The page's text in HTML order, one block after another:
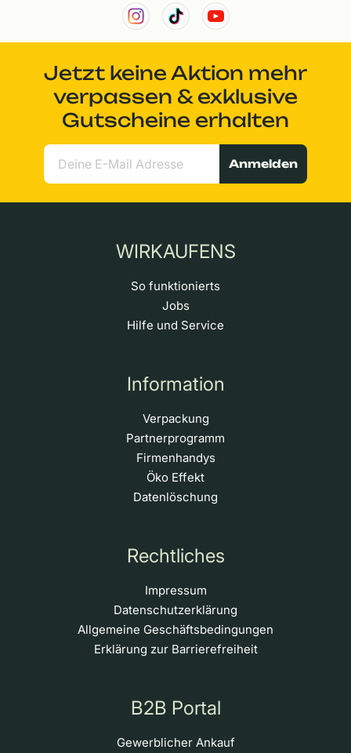
Jetzt keine Aktion mehr
verpassen & exklusive
Gutscheine erhalten
Anmelden
WIRKAUFENS
So funktionierts
Jobs
Hilfe und Service
Information
Verpackung
Partnerprogramm
Firmenhandys
Öko Effekt
Datenlöschung
Rechtliches
Impressum
Datenschutzerklärung
Allgemeine Geschäftsbedingungen
Erklärung zur Barrierefreiheit
B2B Portal
Gewerblicher Ankauf